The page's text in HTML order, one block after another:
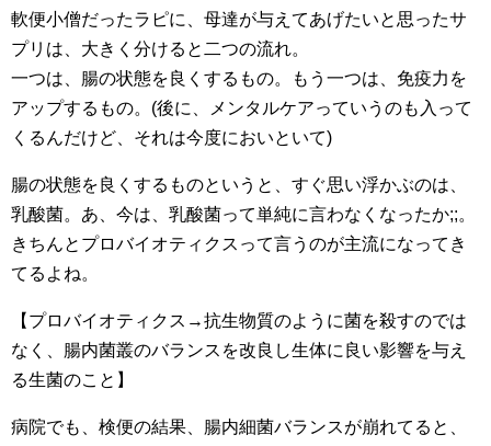
軟便小僧だったラピに、母達が与えてあげたいと思ったサ
プリは、大きく分けると二つの流れ。
一つは、腸の状態を良くするもの。もう一つは、免疫力を
アップするもの。(後に、メンタルケアっていうのも入って
くるんだけど、それは今度においといて)
腸の状態を良くするものというと、すぐ思い浮かぶのは、
乳酸菌。あ、今は、乳酸菌って単純に言わなくなったか;;。
きちんとプロバイオティクスって言うのが主流になってき
てるよね。
【プロバイオティクス→抗生物質のように菌を殺すのでは
なく、腸内菌叢のバランスを改良し生体に良い影響を与え
る生菌のこと】
病院でも、検便の結果、腸内細菌バランスが崩れてると、